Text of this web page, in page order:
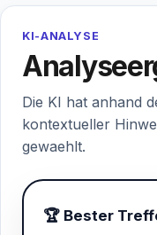
KI-ANALYSE
Die KI hat anhand
kontextueller
gewaehlt.
🏆 Bester